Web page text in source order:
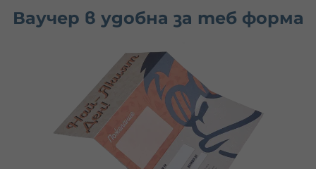
Ваучер в удобна за теб форма